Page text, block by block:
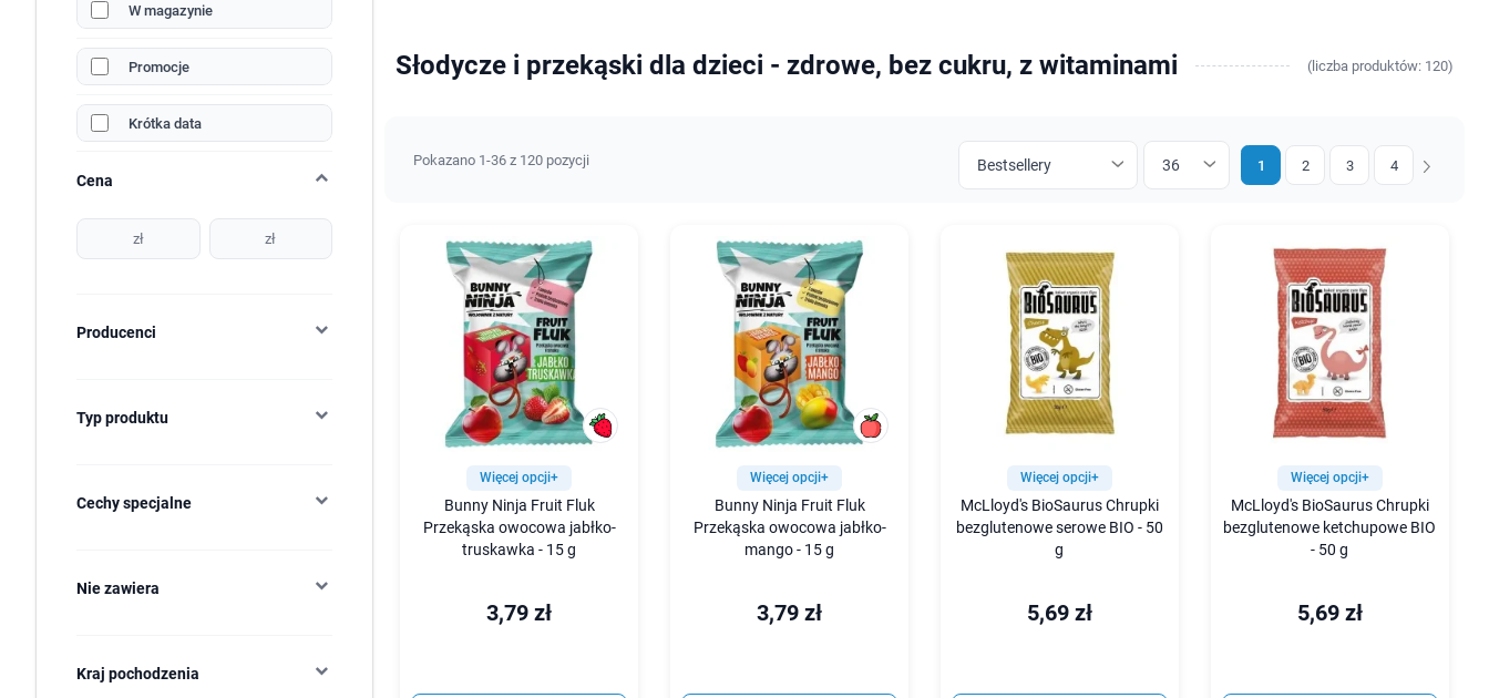
W magazynie
Promocje
Krótka data
Cena
zł zł
Producenci
Typ produktu
Cechy specjalne
Nie zawiera
Kraj pochodzenia
Słodycze i przekąski dla dzieci - zdrowe, bez cukru, z witaminami ( liczba produktów: 120)
Pokazano 1-36 z 120 pozycji 1 2 3 4 Następny
Więcej opcji+
Bunny Ninja Fruit Fluk
Przekąska owocowa jabłko-
truskawka - 15 g
3,79 zł
Więcej opcji+
Bunny Ninja Fruit Fluk
Przekąska owocowa jabłko-
mango - 15 g
3,79 zł
Więcej opcji+
McLloyd's BioSaurus Chrupki
bezglutenowe serowe BIO - 50
g
5,69 zł
Więcej opcji+
McLloyd's BioSaurus Chrupki
bezglutenowe ketchupowe BIO
- 50 g
5,69 zł